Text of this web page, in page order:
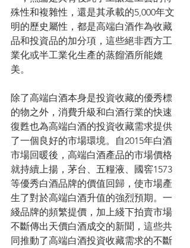
殊性和複雜性，還是其承載的5,000年文
明的歷史屬性，都是高端白酒作為收藏
品和投資品的加分項，這些絕非西方工
業化或半工業化生產的蒸餾酒所能媲
美。
除了高端白酒本身是投資收藏的優秀標
的物之外，消費升級和白酒行業的快速
復甦也為高端白酒的投資收藏需求提供
了一個良好的市場環境。自2015年白酒
市場回暖後，高端白酒產品的市場價格
就持續上揚，茅台、五糧液、國窖1573
等優秀白酒品牌的價值回歸，使市場產
生了對於高端白酒升值的強烈預期。一
綫品牌的頻繁提價，加上綫下拍賣市場
不斷傳出天價白酒成交的新聞，這些共
同推動了高端白酒投資收藏需求的不斷